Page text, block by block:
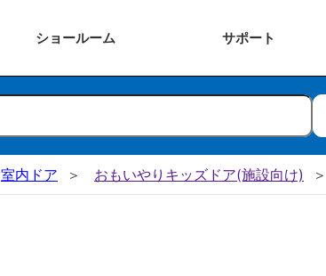
ショールーム サポート
室内ドア おもいやりキッズドア(施設向け)